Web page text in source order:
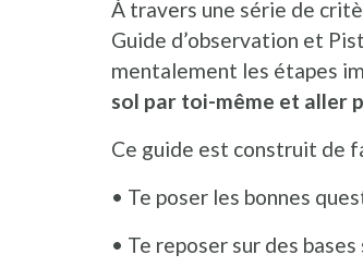
À travers une série de
Guide d’observation et
mentalement les étapes
sol par toi-même et aller
Ce guide est construit de
• Te poser les bonnes
• Te reposer sur des